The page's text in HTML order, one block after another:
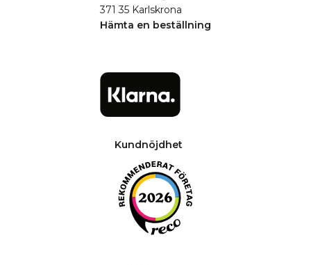
371 35 Karlskrona
Hämta en beställning
Kundnöjdhet